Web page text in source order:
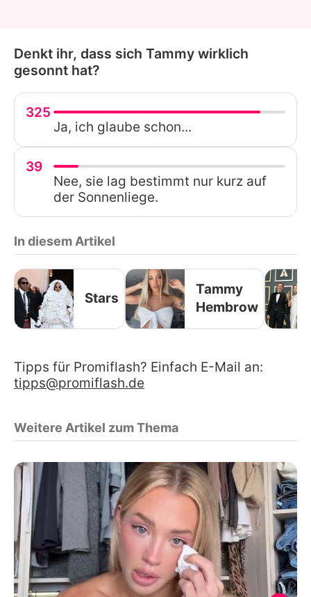
Denkt ihr, dass sich Tammy wirklich
gesonnt hat?
325
Ja, ich glaube schon...
39
Nee, sie lag bestimmt nur kurz auf
der Sonnenliege.
In diesem Artikel
Stars
Tammy
Hembrow
Tipps für Promiflash? Einfach E-Mail an:
tipps@promiflash.de
Weitere Artikel zum Thema